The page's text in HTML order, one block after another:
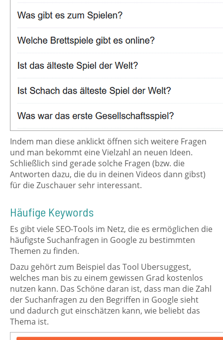
Indem man diese anklickt öffnen sich weitere Fragen
und man bekommt eine Vielzahl an neuen Ideen.
Schließlich sind gerade solche Fragen (bzw. die
Antworten dazu, die du in deinen Videos dann gibst)
für die Zuschauer sehr interessant.
Häufige Keywords
Es gibt viele SEO-Tools im Netz, die es ermöglichen die
häufigste Suchanfragen in Google zu bestimmten
Themen zu finden.
Dazu gehört zum Beispiel das Tool Ubersuggest,
welches man bis zu einem gewissen Grad kostenlos
nutzen kann. Das Schöne daran ist, dass man die Zahl
der Suchanfragen zu den Begriffen in Google sieht
und dadurch gut einschätzen kann, wie beliebt das
Thema ist.